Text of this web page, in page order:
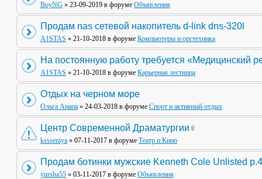
BoyNG » 23-09-2019 в форуме Объявления
Продам nas сетевой накопитель d-link dns-320l
A1STAS » 21-10-2018 в форуме Компьютеры и оргтехника
На постоянную работу требуется «Медицинский
A1STAS » 21-10-2018 в форуме Карьерная лестница
Отдых на черном море
Ольга Анапа » 24-03-2018 в форуме Спорт и активный отдых
Центр Современной Драматургии
kssseniya » 07-11-2017 в форуме Театр и Кино
Продам ботинки мужские Kenneth Cole Unlisted
yursha55 » 03-11-2017 в форуме Объявления